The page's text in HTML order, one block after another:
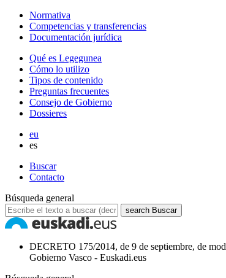
Normativa
Competencias y transferencias
Documentación jurídica
Qué es Legegunea
Cómo lo utilizo
Tipos de contenido
Preguntas frecuentes
Consejo de Gobierno
Dossieres
eu
es
Buscar
Contacto
Búsqueda general
search Buscar
DECRETO 175/2014, de 9 de septiembre, de
Gobierno Vasco - Euskadi.eus